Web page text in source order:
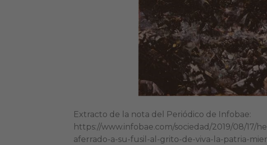
Extracto de la nota del Periódico de Infobae:
https://www.infobae.com/sociedad/2019/08/
aferrado-a-su-fusil-al-grito-de-viva-la-patria-